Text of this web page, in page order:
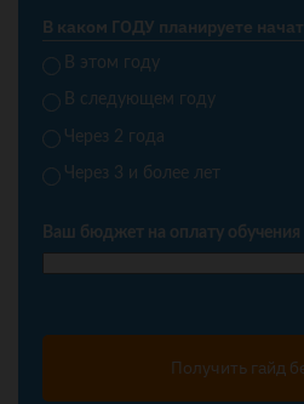
В каком ГОДУ планируете
В этом году
В следующем году
Через 2 года
Через 3 и более лет
Ваш бюджет на оплату обучения
Получить гайд